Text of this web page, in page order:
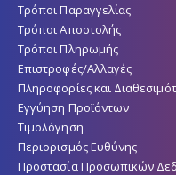
Τρόποι Παραγγελίας
Τρόποι Αποστολής
Τρόποι Πληρωμής
Επιστροφές/Αλλαγές
Πληροφορίες και
Εγγύηση Προϊόντων
Τιμολόγηση
Περιορισμός Ευθύνης
Προστασία Προσωπικών